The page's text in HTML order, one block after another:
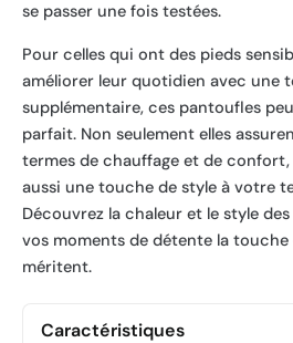
se passer une fois testées.
Pour celles qui ont des pieds
améliorer leur quotidien avec une
supplémentaire, ces pantoufles
parfait. Non seulement elles
termes de chauffage et de
aussi une touche de style à votre
Découvrez la chaleur et le style
vos moments de détente la touche
méritent.
Caractéristiques